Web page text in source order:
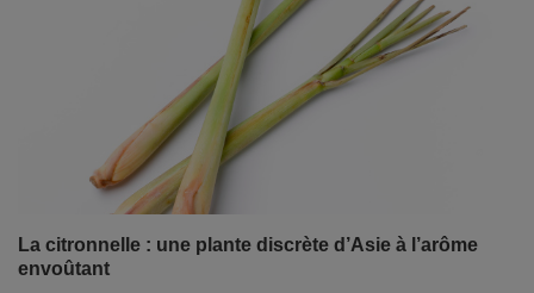
La citronnelle : une plante discrète d’Asie à l’arôme
envoûtant